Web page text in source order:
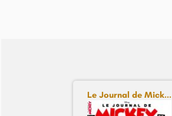
Le Journal de Mick...